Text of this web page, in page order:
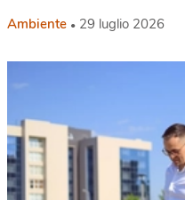
Ambiente 29 luglio 2026